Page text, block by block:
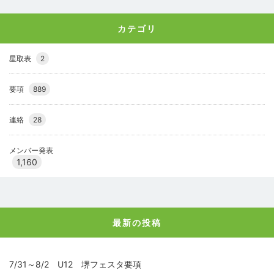
カテゴリ
星取表 2
要項 889
連絡 28
メンバー発表
1,160
最新の投稿
7/31～8/2 U12 堺フェスタ要項